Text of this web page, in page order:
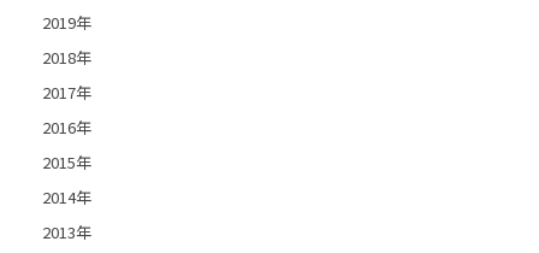
2019年
2018年
2017年
2016年
2015年
2014年
2013年